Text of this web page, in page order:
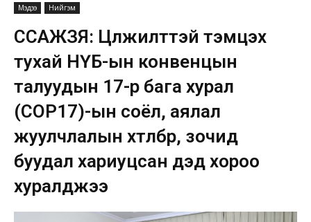
Мэдээ Нийгэм
ССАЖЗЯ: Цөлжилттэй тэмцэх
тухай НҮБ-ын конвенцын
талуудын 17-р бага хурал
(СОР17)-ын соёл, аялал
жуулчлалын хөтөлбөр, зочид
буудал хариуцсан дэд хороо
хуралджээ